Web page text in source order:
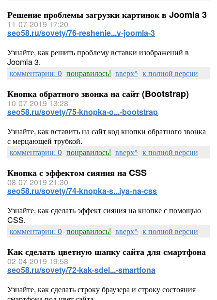
Решение проблемы загрузки картинок в Joomla 3
11-07-2019 17:20
seo58.ru/sovety/76-reshenie...v-joomla-3
Узнайте, как решить проблему вставки изображений в
Joomla 3.
комментарии: 0 понравилось! вверх^ к полной версии
Кнопка обратного звонка на сайт (Bootstrap)
10-07-2019 13:28
seo58.ru/sovety/75-knopka-o...-bootstrap
Узнайте, как вставить на сайт код кнопки обратного звонка
с мерцающей трубкой.
комментарии: 0 понравилось! вверх^ к полной версии
Кнопка с эффектом сияния на CSS
08-07-2019 21:30
seo58.ru/sovety/74-knopka-s...iya-na-css
Узнайте, как сделать эффект сияния на кнопке с помощью
CSS.
комментарии: 0 понравилось! вверх^ к полной версии
Как сделать цветную шапку сайта для смартфона
02-04-2019 19:58
seo58.ru/sovety/72-kak-sdel...-smartfona
Узнайте, как сделать строку браузера и строку состояния